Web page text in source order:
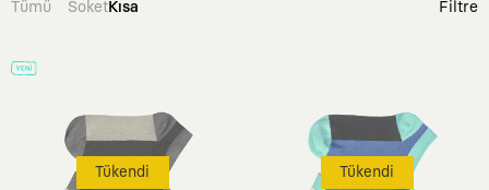
Tümü SoketKısa Filtre
Tükendi Tükendi